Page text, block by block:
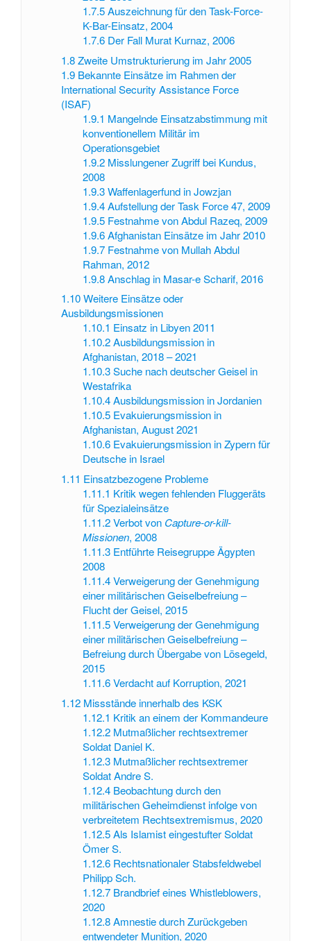
1.7.5 Auszeichnung für den Task-Force-
K-Bar-Einsatz, 2004
1.7.6 Der Fall Murat Kurnaz, 2006
1.8 Zweite Umstrukturierung im Jahr 2005
1.9 Bekannte Einsätze im Rahmen der
International Security Assistance Force
(ISAF)
1.9.1 Mangelnde Einsatzabstimmung mit
konventionellem Militär im
Operationsgebiet
1.9.2 Misslungener Zugriff bei Kundus,
2008
1.9.3 Waffenlagerfund in Jowzjan
1.9.4 Aufstellung der Task Force 47, 2009
1.9.5 Festnahme von Abdul Razeq, 2009
1.9.6 Afghanistan Einsätze im Jahr 2010
1.9.7 Festnahme von Mullah Abdul
Rahman, 2012
1.9.8 Anschlag in Masar-e Scharif, 2016
1.10 Weitere Einsätze oder
Ausbildungsmissionen
1.10.1 Einsatz in Libyen 2011
1.10.2 Ausbildungsmission in
Afghanistan, 2018 – 2021
1.10.3 Suche nach deutscher Geisel in
Westafrika
1.10.4 Ausbildungsmission in Jordanien
1.10.5 Evakuierungsmission in
Afghanistan, August 2021
1.10.6 Evakuierungsmission in Zypern für
Deutsche in Israel
1.11 Einsatzbezogene Probleme
1.11.1 Kritik wegen fehlenden Fluggeräts
für Spezialeinsätze
1.11.2 Verbot von Capture-or-kill-
Missionen, 2008
1.11.3 Entführte Reisegruppe Ägypten
2008
1.11.4 Verweigerung der Genehmigung
einer militärischen Geiselbefreiung –
Flucht der Geisel, 2015
1.11.5 Verweigerung der Genehmigung
einer militärischen Geiselbefreiung –
Befreiung durch Übergabe von Lösegeld,
2015
1.11.6 Verdacht auf Korruption, 2021
1.12 Missstände innerhalb des KSK
1.12.1 Kritik an einem der Kommandeure
1.12.2 Mutmaßlicher rechtsextremer
Soldat Daniel K.
1.12.3 Mutmaßlicher rechtsextremer
Soldat Andre S.
1.12.4 Beobachtung durch den
militärischen Geheimdienst infolge von
verbreitetem Rechtsextremismus, 2020
1.12.5 Als Islamist eingestufter Soldat
Ömer S.
1.12.6 Rechtsnationaler Stabsfeldwebel
Philipp Sch.
1.12.7 Brandbrief eines Whistleblowers,
2020
1.12.8 Amnestie durch Zurückgeben
entwendeter Munition, 2020